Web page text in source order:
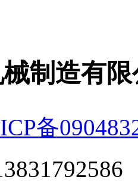
制造有
备